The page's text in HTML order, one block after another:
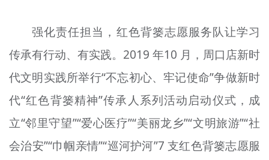
强化责任担当，红色背篓志愿服务队让学习
传承有行动、有实践。2019 年10 月，周口店新时
代文明实践所举行“不忘初心、牢记使命”争做新时
代“红色背篓精神”传承人系列活动启动仪式，成
立“邻里守望”“爱心医疗”“美丽龙乡”“文明旅游”“社
会治安”“巾帼亲情”“巡河护河”7 支红色背篓志愿服